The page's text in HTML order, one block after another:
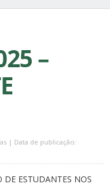
–
| Data de publicação:
DE ESTUDANTES NOS